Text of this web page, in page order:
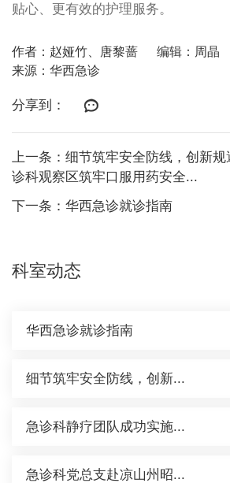
贴心、更有效的护理服务。
作者：赵娅竹、唐黎蔷
编辑：周晶
来源：华西急诊
分享到：
上一条：细节筑牢安全防线，创新
诊科观察区筑牢口服用药安全...
下一条：华西急诊就诊指南
科室动态
华西急诊就诊指南
细节筑牢安全防线，创新...
急诊科静疗团队成功实施...
急诊科党总支赴凉山州昭...